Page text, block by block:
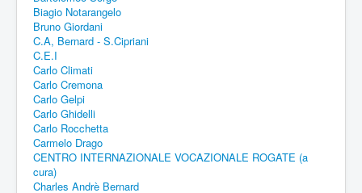
Biagio Notarangelo
Bruno Giordani
C.A, Bernard - S.Cipriani
C.E.I
Carlo Climati
Carlo Cremona
Carlo Gelpi
Carlo Ghidelli
Carlo Rocchetta
Carmelo Drago
CENTRO INTERNAZIONALE VOCAZIONALE ROGATE (a
cura)
Charles Andrè Bernard